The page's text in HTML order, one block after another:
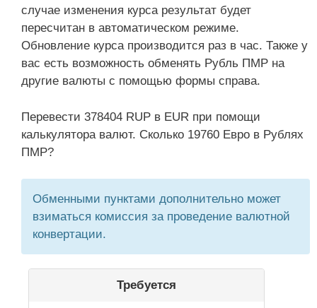
случае изменения курса результат будет
пересчитан в автоматическом режиме.
Обновление курса производится раз в час. Также у
вас есть возможность обменять Рубль ПМР на
другие валюты с помощью формы справа.
Перевести 378404 RUP в EUR при помощи
калькулятора валют. Сколько 19760 Евро в Рублях
ПМР?
Обменными пунктами дополнительно может
взиматься комиссия за проведение валютной
конвертации.
Требуется